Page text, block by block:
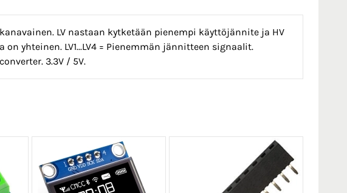
LV nastaan kytketään pienempi käyttöjännite ja HV
yhteinen. LV1...LV4 = Pienemmän jännitteen signaalit.
3.3V / 5V.